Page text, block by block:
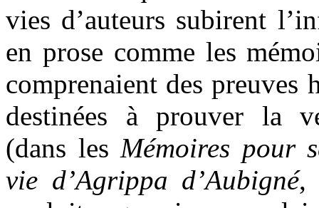
vies d’auteurs subirent
en prose comme les
comprenaient des preuves
destinées à prouver la
(dans les Mémoires pour
vie d’Agrippa d’Aubigné,